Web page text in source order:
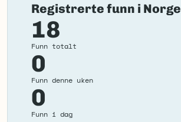
Registrerte funn i Norge
18
Funn totalt
0
Funn denne uken
0
Funn i dag